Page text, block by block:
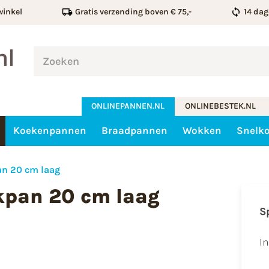
Gratis verzending boven € 75,- 14
ONLINEPANNEN.NL ONLINEBESTEK.NL
Koekenpannen Braadpannen Wokken
20 cm laag
20 cm laag